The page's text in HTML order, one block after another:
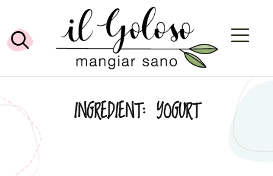
INGREDIENT: YOGURT